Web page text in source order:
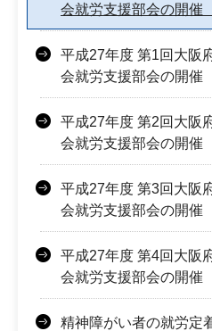
会就労支援部会の開催
平成27年度 第1回大阪
会就労支援部会の開催
平成27年度 第2回大阪
会就労支援部会の開催
平成27年度 第3回大阪
会就労支援部会の開催
平成27年度 第4回大阪
会就労支援部会の開催
精神障がい者の就労定